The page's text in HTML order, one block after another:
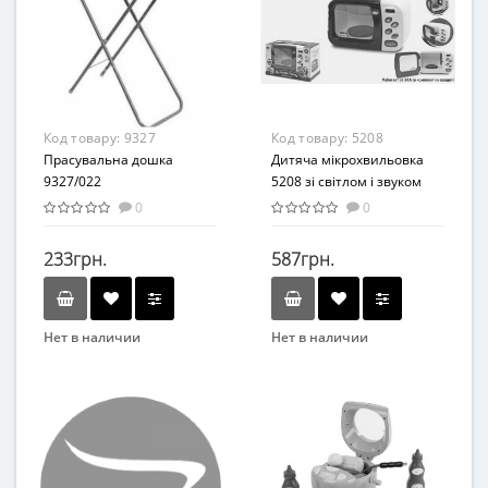
Возрастная группа
От 3 лет
Материал
Пластик
От 3-х лет
Возрастная группа
Пластик
Код товару: 9327
Прасувальна дошка
9327/022
0
233грн.
Нет в наличии
Код товару: 5208
Дитяча мікрохвильовка
5208 зі світлом і звуком
0
587грн.
Нет в наличии